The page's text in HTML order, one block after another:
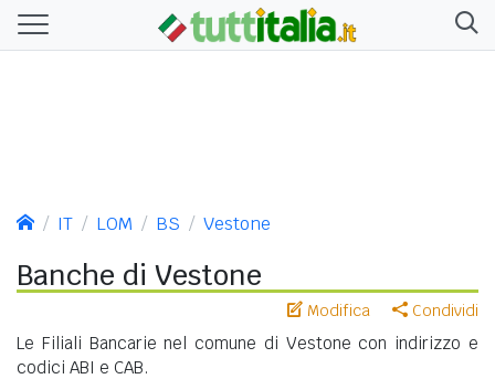
IT LOM BS Vestone
Banche di Vestone
Modifica Condividi
Le Filiali Bancarie nel comune di Vestone con indirizzo e
codici ABI e CAB.